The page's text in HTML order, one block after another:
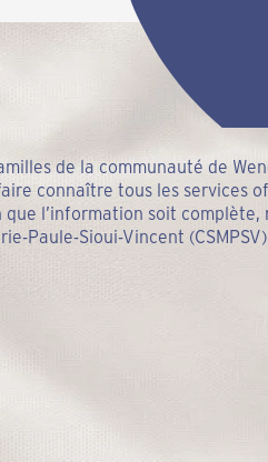
de la communauté de
connaître tous les services
l’information soit
Paule-Sioui-Vincent